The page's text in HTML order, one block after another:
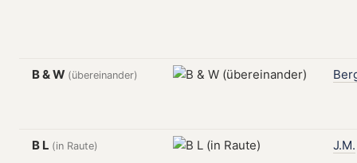
B & W (übereinander)
B L (in Raute) J.M.